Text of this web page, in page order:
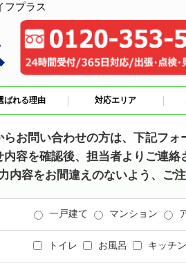
フプラス
ばれる理由 対応エリア
お問い合わせの方は、下記フォ
容を確認後、担当者よりご連絡
内容をお間違えのないよう、ご注
一戸建て マンション
トイレ お風呂 キッチン